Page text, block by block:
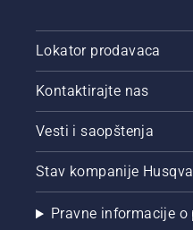
Lokator prodavaca
Kontaktirajte nas
Vesti i saopštenja
Stav kompanije
Pravne informacije o